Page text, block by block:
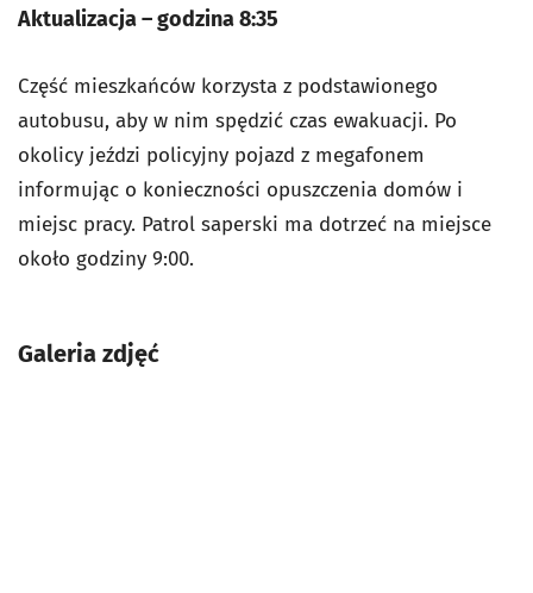
Aktualizacja – godzina 8:35
Część mieszkańców korzysta z podstawionego
autobusu, aby w nim spędzić czas ewakuacji. Po
okolicy jeździ policyjny pojazd z megafonem
informując o konieczności opuszczenia domów i
miejsc pracy. Patrol saperski ma dotrzeć na miejsce
około godziny 9:00.
Galeria zdjęć